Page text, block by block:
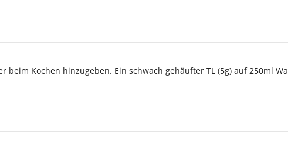
beim Kochen hinzugeben. Ein schwach gehäufter TL (5g) auf 250ml